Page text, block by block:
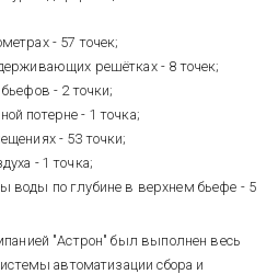
- 57 точек;
решётках - 8 точек;
- 2 точки;
потерне - 1 точка;
- 53 точки;
- 1 точка;
воды по глубине в верхнем бьефе - 5
"Астрон" был выполнен весь
автоматизации сбора и